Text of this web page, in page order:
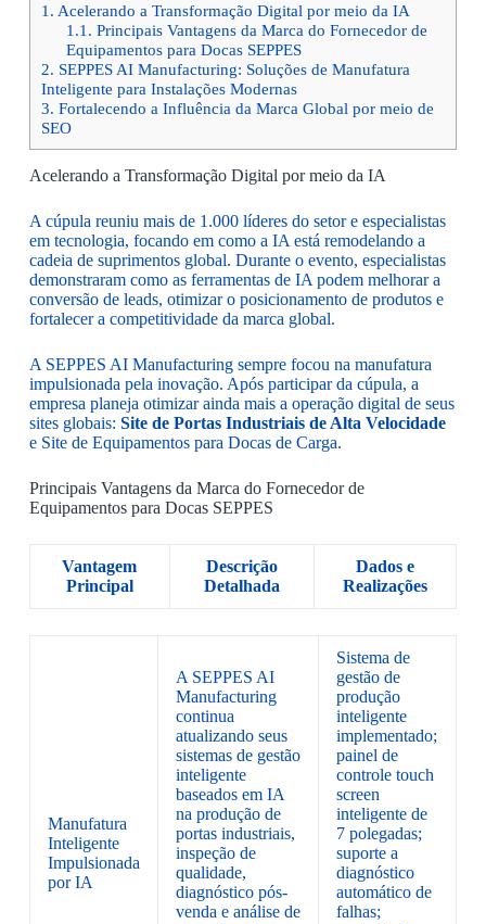
1. Acelerando a Transformação Digital por meio da IA
1.1. Principais Vantagens da Marca do Fornecedor de
Equipamentos para Docas SEPPES
2. SEPPES AI Manufacturing: Soluções de Manufatura
Inteligente para Instalações Modernas
3. Fortalecendo a Influência da Marca Global por meio de
SEO
Acelerando a Transformação Digital por meio da IA
A cúpula reuniu mais de 1.000 líderes do setor e especialistas
em tecnologia, focando em como a IA está remodelando a
cadeia de suprimentos global. Durante o evento, especialistas
demonstraram como as ferramentas de IA podem melhorar a
conversão de leads, otimizar o posicionamento de produtos e
fortalecer a competitividade da marca global.
A SEPPES AI Manufacturing sempre focou na manufatura
impulsionada pela inovação. Após participar da cúpula, a
empresa planeja otimizar ainda mais a operação digital de seus
sites globais: Site de Portas Industriais de Alta Velocidade
e Site de Equipamentos para Docas de Carga.
Principais Vantagens da Marca do Fornecedor de
Equipamentos para Docas SEPPES
Vantagem
Principal
Descrição
Detalhada
Dados e
Realizações
Manufatura
Inteligente
Impulsionada
por IA
A SEPPES AI
Manufacturing
continua
atualizando seus
sistemas de gestão
inteligente
baseados em IA
na produção de
portas industriais,
inspeção de
qualidade,
diagnóstico pós-
venda e análise de
Sistema de
gestão de
produção
inteligente
implementado;
painel de
controle touch
screen
inteligente de
7 polegadas;
suporte a
diagnóstico
automático de
falhas;